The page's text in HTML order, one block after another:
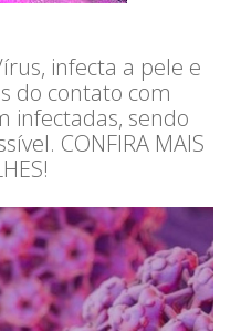
infecta a pele e
do contato com
infectadas, sendo
CONFIRA MAIS